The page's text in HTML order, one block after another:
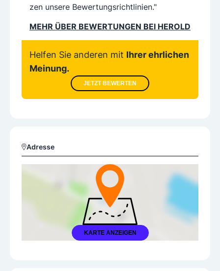
zen unsere Bewertungsrichtlinien."
MEHR ÜBER BEWERTUNGEN BEI HEROLD
Helfen Sie anderen mit Ihrer ehrlichen
Meinung.
JETZT BEWERTEN
Adresse
KARTE ANZEIGEN